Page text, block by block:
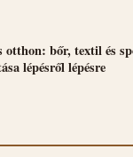
otthon: bőr, textil és
lépésről lépésre